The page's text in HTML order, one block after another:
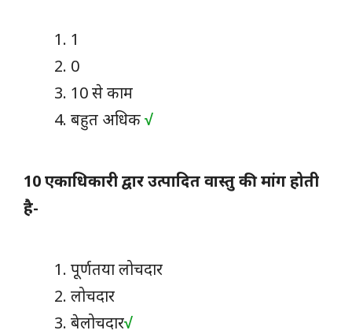
1
0
10 से काम
बहुत अधिक√
10 एकाधिकारी द्वार उत्पादित वास्तु की मांग होती
है-
पूर्णतया लोचदार
लोचदार
बेलोचदार√